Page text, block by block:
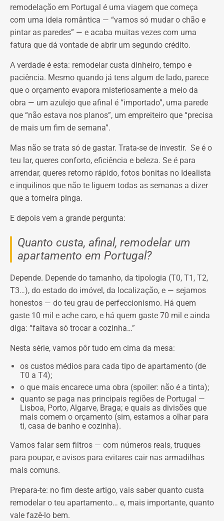
remodelação em Portugal é uma viagem que começa
com uma ideia romântica — “vamos só mudar o chão e
pintar as paredes” — e acaba muitas vezes com uma
fatura que dá vontade de abrir um segundo crédito.
A verdade é esta: remodelar custa dinheiro, tempo e
paciência. Mesmo quando já tens algum de lado, parece
que o orçamento evapora misteriosamente a meio da
obra — um azulejo que afinal é “importado”, uma parede
que “não estava nos planos”, um empreiteiro que “precisa
de mais um fim de semana”.
Mas não se trata só de gastar. Trata-se de investir. Se é o
teu lar, queres conforto, eficiência e beleza. Se é para
arrendar, queres retorno rápido, fotos bonitas no Idealista
e inquilinos que não te liguem todas as semanas a dizer
que a torneira pinga.
E depois vem a grande pergunta:
Quanto custa, afinal, remodelar um
apartamento em Portugal?
Depende. Depende do tamanho, da tipologia (T0, T1, T2,
T3…), do estado do imóvel, da localização, e — sejamos
honestos — do teu grau de perfeccionismo. Há quem
gaste 10 mil e ache caro, e há quem gaste 70 mil e ainda
diga: “faltava só trocar a cozinha…”
Nesta série, vamos pôr tudo em cima da mesa:
os custos médios para cada tipo de apartamento (de
T0 a T4);
o que mais encarece uma obra (spoiler: não é a tinta);
quanto se paga nas principais regiões de Portugal —
Lisboa, Porto, Algarve, Braga; e quais as divisões que
mais comem o orçamento (sim, estamos a olhar para
ti, casa de banho e cozinha).
Vamos falar sem filtros — com números reais, truques
para poupar, e avisos para evitares cair nas armadilhas
mais comuns.
Prepara-te: no fim deste artigo, vais saber quanto custa
remodelar o teu apartamento… e, mais importante, quanto
vale fazê-lo bem.